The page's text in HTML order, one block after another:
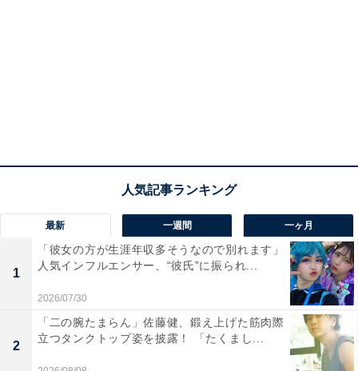
最新 一週間 一ヶ月
1
「彼女の方が生涯年収多そうなので別れます」
人気インフルエンサー、“彼氏”に振られ...
2026/07/30
2
「二の腕たまらん」佐藤健、鍛え上げた筋肉際
立つタンクトップ姿を披露！ 「たくまし...